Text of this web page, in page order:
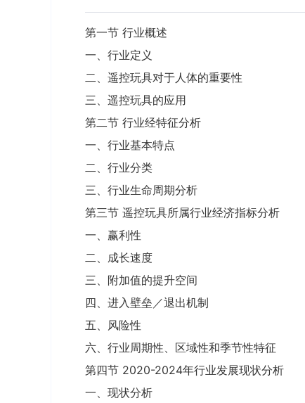
第一节 行业概述
一、行业定义
二、遥控玩具对于人体的重要性
三、遥控玩具的应用
第二节 行业经特征分析
一、行业基本特点
二、行业分类
三、行业生命周期分析
第三节 遥控玩具所属行业经济指标分析
一、赢利性
二、成长速度
三、附加值的提升空间
四、进入壁垒／退出机制
五、风险性
六、行业周期性、区域性和季节性特征
第四节 2020-2024年行业发展现状分析
一、现状分析